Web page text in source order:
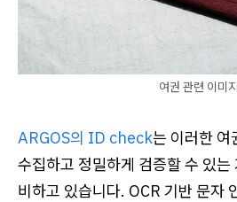
여권 관련 이미지
ARGOS의 ID check는 이러한 여
수집하고 정밀하게 검증할 수 있
비하고 있습니다. OCR 기반 문자